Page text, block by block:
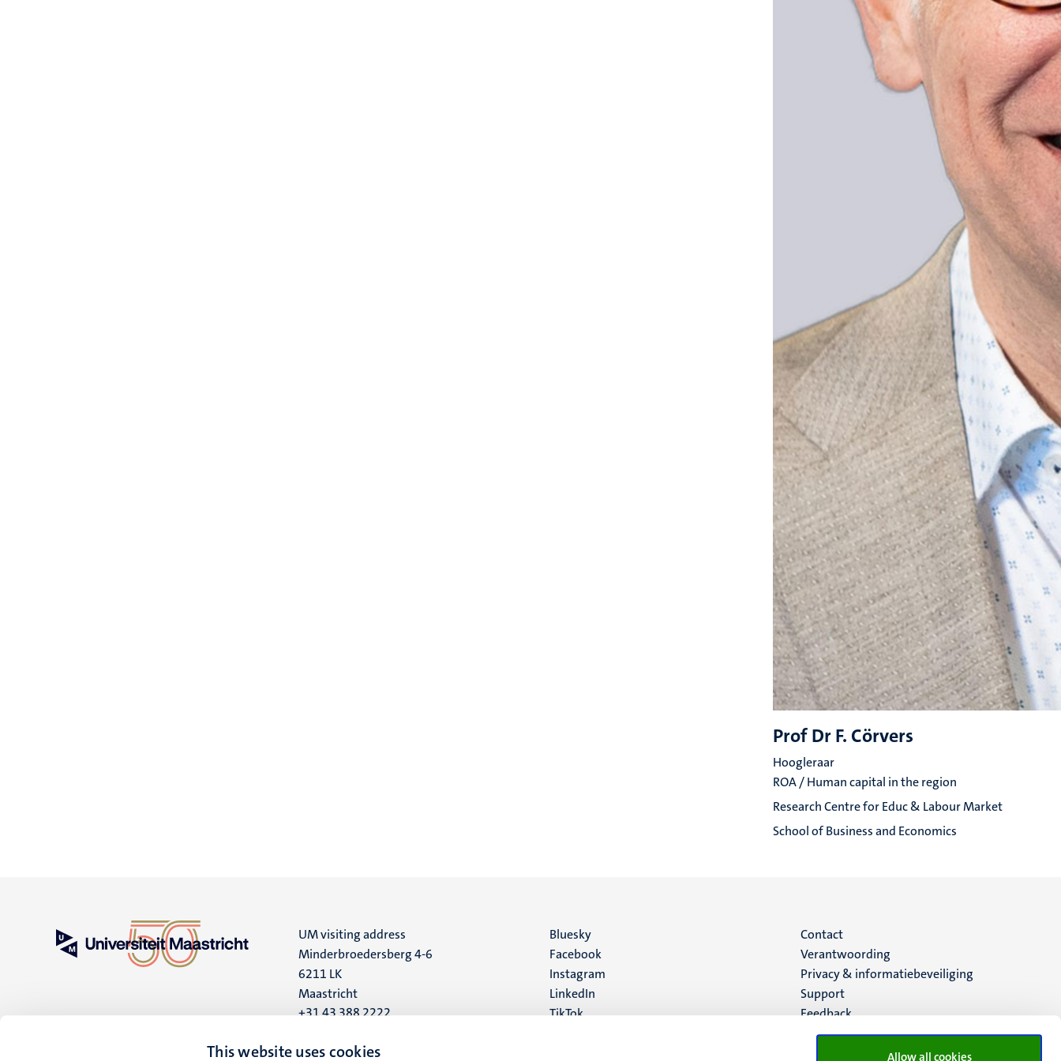
This website uses cookies Allow all cookies
Prof Dr F. Cörvers
Hoogleraar
ROA / Human capital in the region
Research Centre for Educ & Labour Market
School of Business and Economics
UM visiting address
Minderbroedersberg 4-6
6211 LK
Maastricht
+31 43 388 2222
UM postal address
Social
media
Bluesky
Facebook
Instagram
LinkedIn
TikTok
Menu
footer
(NL)
Contact
Verantwoording
Privacy & informatiebeveiliging
Support
Feedback